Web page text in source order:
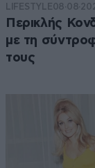
LIFESTYLE
Περικλής
με τη
τους